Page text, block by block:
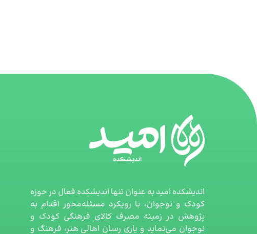
اندیشکده امید به عنوان تنها اندیشکده فعال در حوزه
کودک و نوجوان، با رویکرد مسئله‌محور اقدام به
پژوهش در زمینه مصرف کالای فرهنگی کودک و
نوجوان می‌نماید و یاری رسان اهالی هنر، فرهنگ و